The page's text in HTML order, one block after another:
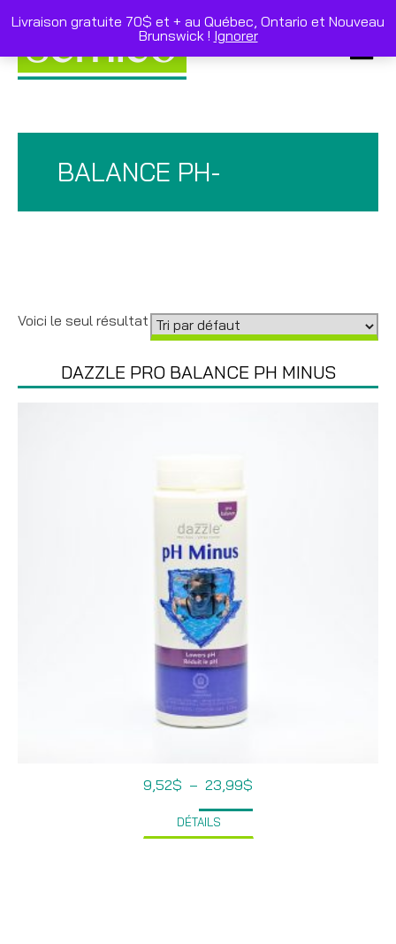
to
BALANCE PH-
Voici le seul résultat
DAZZLE PRO BALANCE PH MINUS
9,52$ – 23,99$
prix :
à
DÉTAILS
Livraison gratuite 70$ et + au Québec, Ontario et Nouveau
Brunswick ! Ignorer